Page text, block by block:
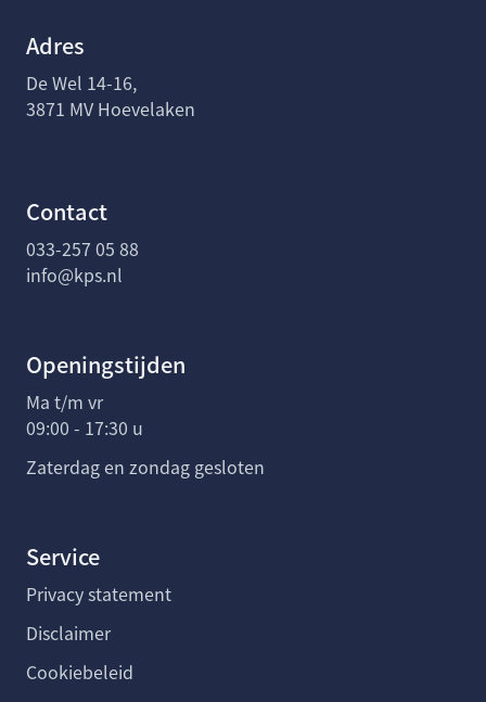
Adres
De Wel 14-16,
3871 MV Hoevelaken
Contact
033-257 05 88
info@kps.nl
Openingstijden
Ma t/m vr
09:00 - 17:30 u
Zaterdag en zondag gesloten
Service
Privacy statement
Disclaimer
Cookiebeleid